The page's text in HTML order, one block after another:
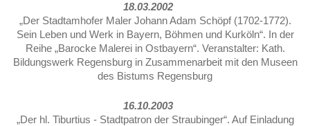
18.03.2002
„Der Stadtamhofer Maler Johann Adam Schöpf (1702-1772).
Sein Leben und Werk in Bayern, Böhmen und Kurköln“. In der
Reihe „Barocke Malerei in Ostbayern“. Veranstalter: Kath.
Bildungswerk Regensburg in Zusammenarbeit mit den Museen
des Bistums Regensburg
16.10.2003
„Der hl. Tiburtius - Stadtpatron der Straubinger“. Auf Einladung